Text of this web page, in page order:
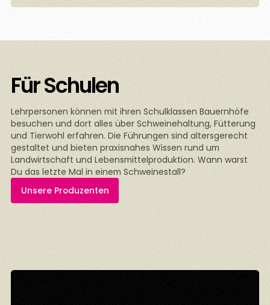
Für Schulen
Lehrpersonen können mit ihren Schulklassen Bauernhöfe
besuchen und dort alles über Schweinehaltung, Fütterung
und Tierwohl erfahren. Die Führungen sind altersgerecht
gestaltet und bieten praxisnahes Wissen rund um
Landwirtschaft und Lebensmittelproduktion. Wann warst
Du das letzte Mal in einem Schweinestall?
Unsere Produzenten